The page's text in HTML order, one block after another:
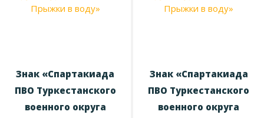
Знак «Спартакиада
ПВО Туркестанского
военного округа
Знак «Спартакиада
ПВО Туркестанского
военного округа